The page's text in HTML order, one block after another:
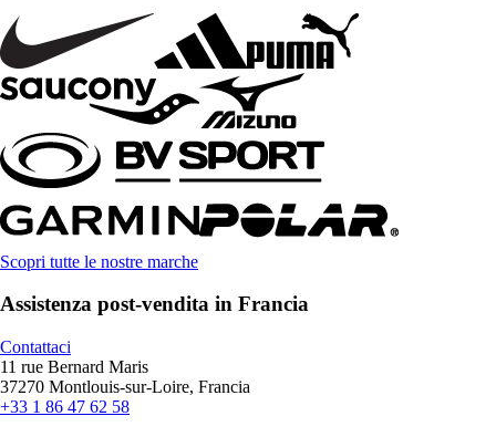
Scopri tutte le nostre marche
Assistenza post-vendita in Francia
Contattaci
11 rue Bernard Maris
37270 Montlouis-sur-Loire, Francia
+33 1 86 47 62 58